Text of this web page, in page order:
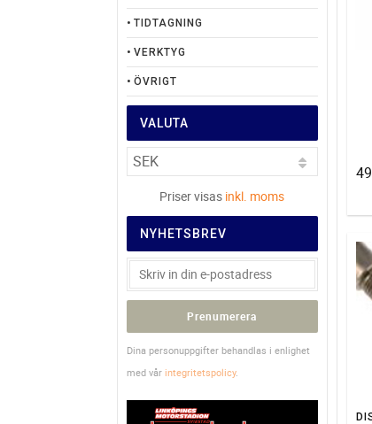
49
TIDTAGNING
VERKTYG
ÖVRIGT
VALUTA
Priser visas inkl. moms
NYHETSBREV
Prenumerera
Dina personuppgifter behandlas i enlighet
med vår integritetspolicy.